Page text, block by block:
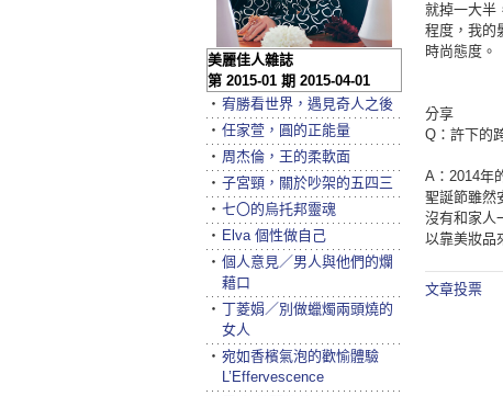
就掉一大半
程度，我的
時尚態度。
分享
Q：許下的
A：2014年
聖誕節雖然
沒有和家人
以靠美妝品
文章投票
美麗佳人雜誌
第 2015-01 期 2015-04-01
‧ 宥勝看世界，遇見奇人之後
‧ 任家萱，圓的正能量
‧ 周杰倫，王的柔軟面
‧ 子宮頸，關於吵架的五四三
‧ 七〇的烏托邦靈魂
‧ Elva 個性做自己
‧ 個人意見／男人與他們的爛
藉口
‧ 丁菱娟／別做蠟燭兩頭燒的
女人
‧ 宛如香檳氣泡的歡愉體驗
L’Effervescence